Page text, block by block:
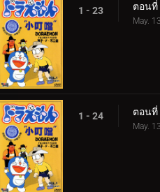
1 - 23 ตอนที่
May.
1 - 24
May.